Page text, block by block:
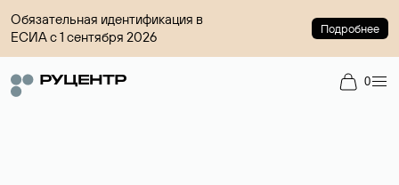
Обязательная идентификация в
ЕСИА с 1 сентября 2026
Подробнее
0